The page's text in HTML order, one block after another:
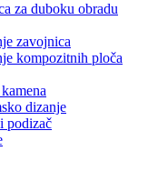
za duboku obradu
zavojnica
kompozitnih ploča
dizanje
podizač